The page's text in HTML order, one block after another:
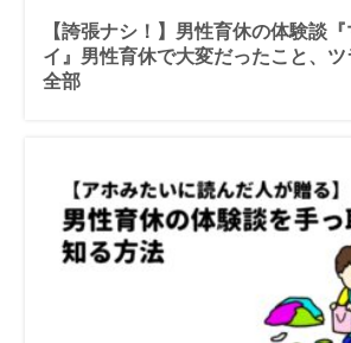
【誇張ナシ！】男性育休の体験談
イ』男性育休で大変だったこと、ツ
全部